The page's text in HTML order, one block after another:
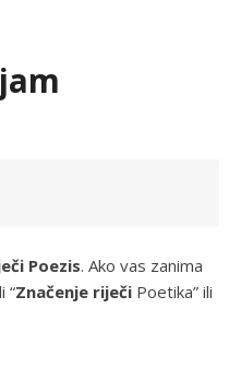
Poezis. Ako vas zanima
“Značenje riječi Poetika” ili